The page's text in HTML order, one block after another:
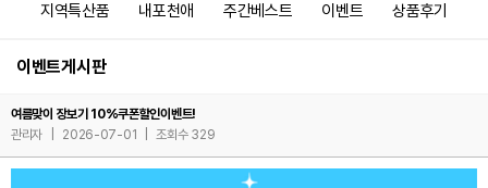
지역특산품 내포천애 주간베스트 이벤트 상품후기
이벤트게시판
여름맞이 장보기 10%쿠폰할인이벤트!
관리자
2026-07-01 조회수 329